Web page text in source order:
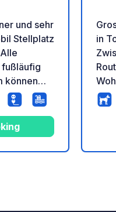
und sehr
Stellplatz
fußläufig
können
direkt
daneben
zu
in
20